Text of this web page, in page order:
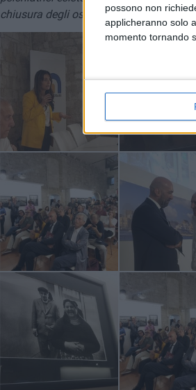
possono non
applicheranno solo
momento tornando
chiusura degli ospedali psichiatrici in